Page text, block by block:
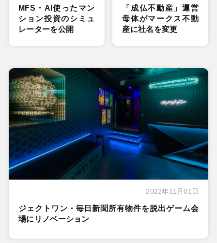
MFS・AI使ったマン
ション投資のシミュ
レーターを公開
「成仏不動産」運営
母体がマークス不動
産に社名を変更
2022年11月01日
ジェクトワン・毎日新聞所有物件を脱出ゲーム会
場にリノベーション